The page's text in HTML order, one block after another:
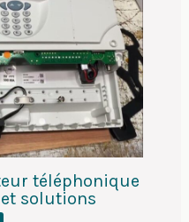
téléphonique
solutions